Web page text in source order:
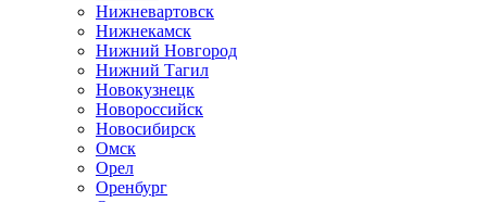
Нижневартовск
Нижнекамск
Нижний Новгород
Нижний Тагил
Новокузнецк
Новороссийск
Новосибирск
Омск
Орел
Оренбург